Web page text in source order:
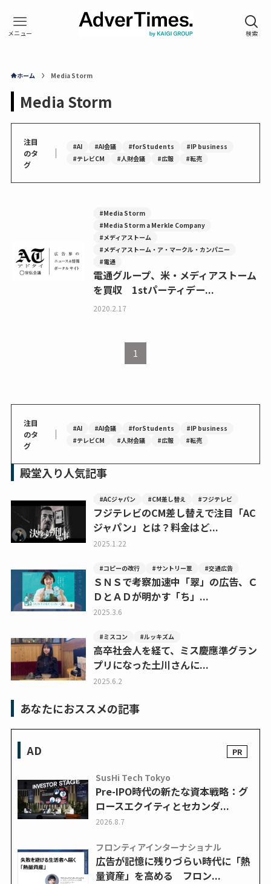
ホーム Media Storm
Media Storm
注目
のタ
グ
｜ #AI #AI会議 #forStudents
#IP business
#テレビCM
#人財会議 #広報 #転売
#Media Storm
#Media Storm a Merkle Company
#メディアストーム
#メディアストーム・ア・マークル・カンパニー
#電通
電通グループ、米・メディアストーム
を買収 1stパーティデー...
2020.2.17
1
注目
のタ
グ
｜ #AI #AI会議 #forStudents
#IP business
#テレビCM
#人財会議 #広報 #転売
殿堂入り人気記事
#ACジャパン #CM差し替え #フジテレビ
フジテレビのCM差し替えで注目「AC
ジャパン」とは？料金はど...
2025.1.22
#コピーの改行 #サントリー翠 #交通広告
ＳＮＳで考察加速中「翠」の広告、Ｃ
ＤとＡＤが明かす「ち」...
2025.3.6
#ミスコン #ルッキズム
高卒社会人を経て、ミス慶應準グラン
プリになった土川さんに...
2025.6.2
あなたにおススメの記事
AD
SusHi Tech Tokyo
Pre-IPO時代の新たな資本戦略：グ
ロースエクイティとセカンダ...
2026.8.7
フロンティアインターナショナル
広告が記憶に残りづらい時代に「熱
量資産」を高める フロン...